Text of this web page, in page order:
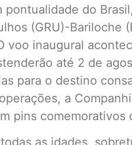
pontualidade do
(GRU)-Bariloche
voo inaugural
até 2 de
para o destino
a
pins comemorativos